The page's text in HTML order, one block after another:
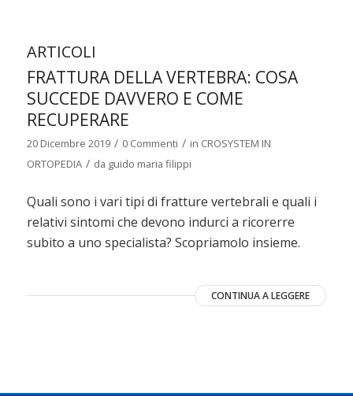
ARTICOLI
FRATTURA DELLA VERTEBRA: COSA
SUCCEDE DAVVERO E COME
RECUPERARE
20 Dicembre 2019 / 0 Commenti / in CROSYSTEM IN
ORTOPEDIA / da guido maria filippi
Quali sono i vari tipi di fratture vertebrali e quali i
relativi sintomi che devono indurci a ricorerre
subito a uno specialista? Scopriamolo insieme.
CONTINUA A LEGGERE